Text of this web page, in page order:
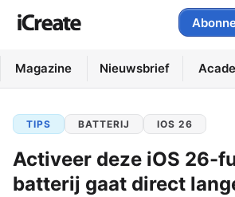
Magazine Nieuwsbrief
TIPS BATTERIJ IOS 26
Activeer deze iOS 26-
batterij gaat direct